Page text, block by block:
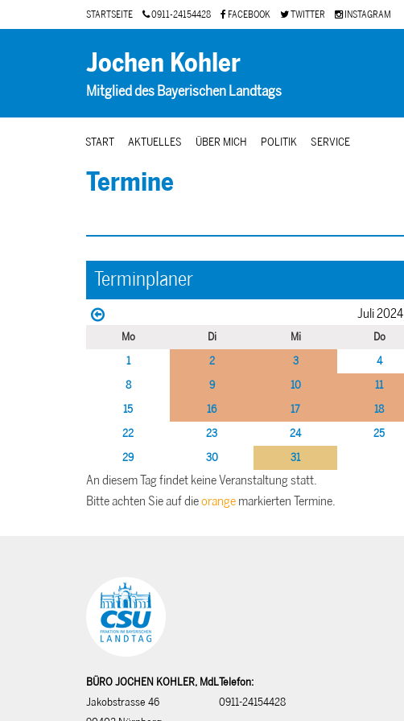
STARTSEITE 0911-24154428 FACEBOOK TWITTER INSTAGRAM
Jochen Kohler
Mitglied des Bayerischen Landtags
START AKTUELLES ÜBER MICH POLITIK SERVICE
Termine
Terminplaner
Juli 2024
Mo Di Mi Do
1
2 3 4
8
9 10 11
15
16 17 18
22
23 24 25
29
30 31
An diesem Tag findet keine Veranstaltung statt.
Bitte achten Sie auf dieorange markierten Termine.
BÜRO JOCHEN KOHLER, MdL
Jakobstrasse 46
Telefon:
0911-24154428